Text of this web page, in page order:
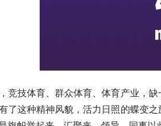
技体育、群众体育、体育产业，缺
了这种精神风貌，活力日照的蝶变